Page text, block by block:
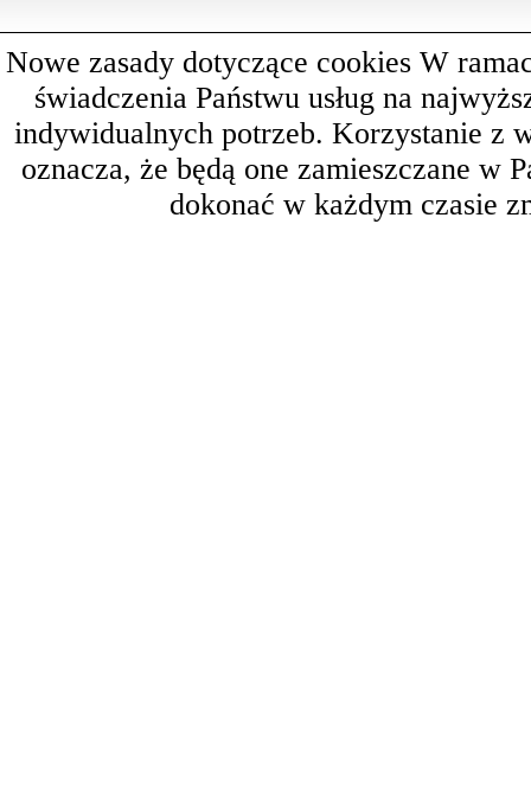
Nowe zasady dotyczące cookies W
świadczenia Państwu usług na
indywidualnych potrzeb. Korzystanie z
oznacza, że będą one zamieszczane w
dokonać w każdym czasie